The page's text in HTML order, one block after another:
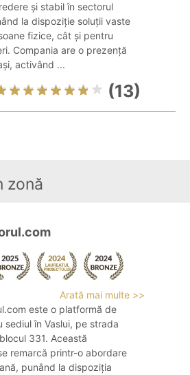
și stabil în sectorul
la dispoziție soluții vaste
fizice, cât și pentru
Compania are o prezență
activând ...
(13)
zonă
Arată mai multe >>
este o platformă de
sediul în Vaslui, pe strada
331. Această
remarcă printr-o abordare
punând la dispoziția